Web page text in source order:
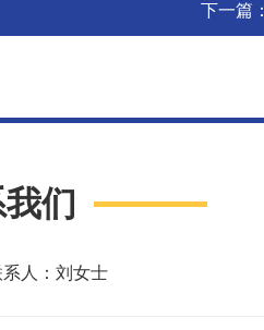
下一篇：
们
系人：刘女士